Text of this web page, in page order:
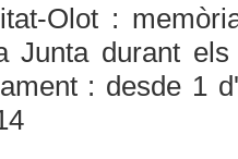
Olot :
Junta durant
: desde 1